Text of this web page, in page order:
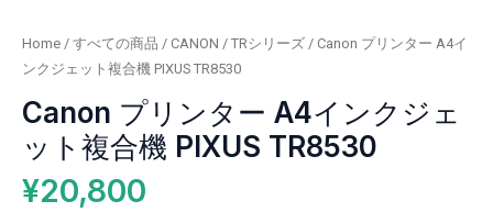
Home / すべての商品 / CANON / TRシリーズ / Canon プリンター A4イ
ンクジェット複合機 PIXUS TR8530
Canon プリンター A4インクジェ
ット複合機 PIXUS TR8530
¥20,800
合
機
PIXUS
quantity